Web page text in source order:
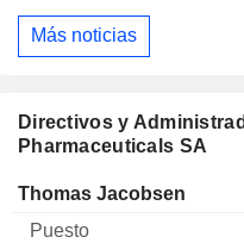
Más noticias
Directivos y
Pharmaceuticals SA
Director Puesto Edad
Thomas Jacobsen